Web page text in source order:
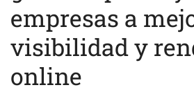
empresas a
visibilidad y
online